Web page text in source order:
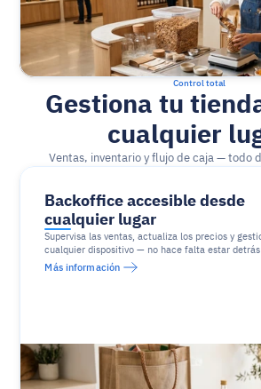
Control total
Gestiona tu
cualquier
Ventas, inventario y flujo de caja — todo
Backoffice accesible desde
cualquier lugar
Supervisa las ventas, actualiza los precios y
cualquier dispositivo — no hace falta estar
Más información